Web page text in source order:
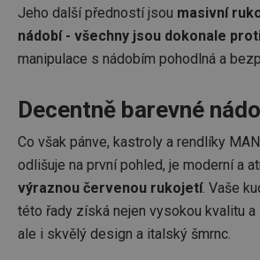
Jeho další předností jsou masivní
nádobí - všechny jsou dokonale
manipulace s nádobím pohodlná a
Decentně barevné
Co však pánve, kastroly a rendlíky
odlišuje na první pohled, je moderní a
výraznou červenou rukojetí. Vaše
této řady získá nejen vysokou kvalitu
ale i skvělý design a italský šmrnc.